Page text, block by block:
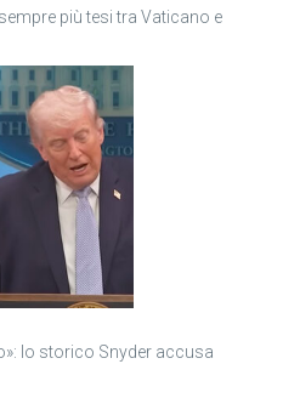
più tesi tra Vaticano e
lo storico Snyder accusa